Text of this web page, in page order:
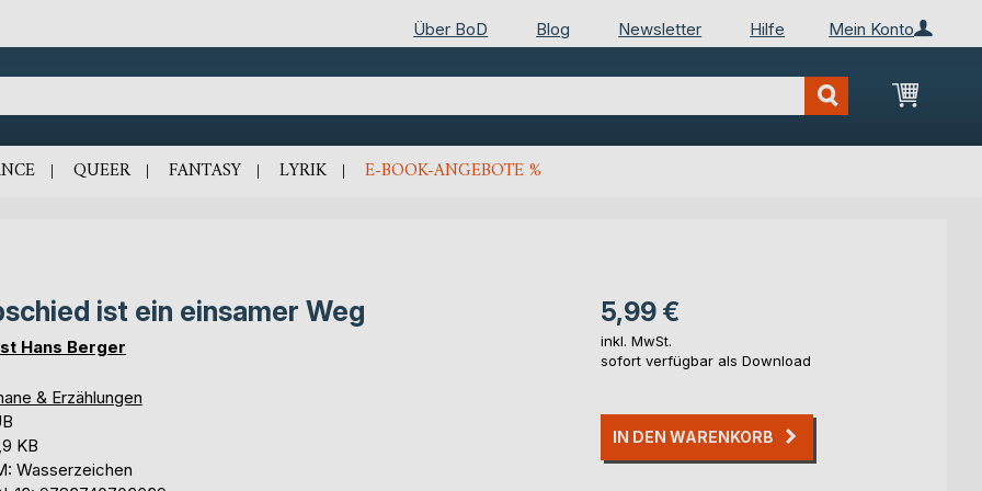
Mein Konto
Über BoD Blog Newsletter Hilfe
Mein
QUEER FANTASY LYRIK E-BOOK-ANGEBOTE %
ist ein einsamer Weg
Hans Berger
& Erzählungen
KB
Wasserzeichen
5,99 €
inkl. MwSt.
sofort verfügbar als Download
IN DEN WARENKORB